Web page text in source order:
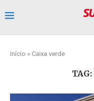
Início » Caixa verde
TAG: